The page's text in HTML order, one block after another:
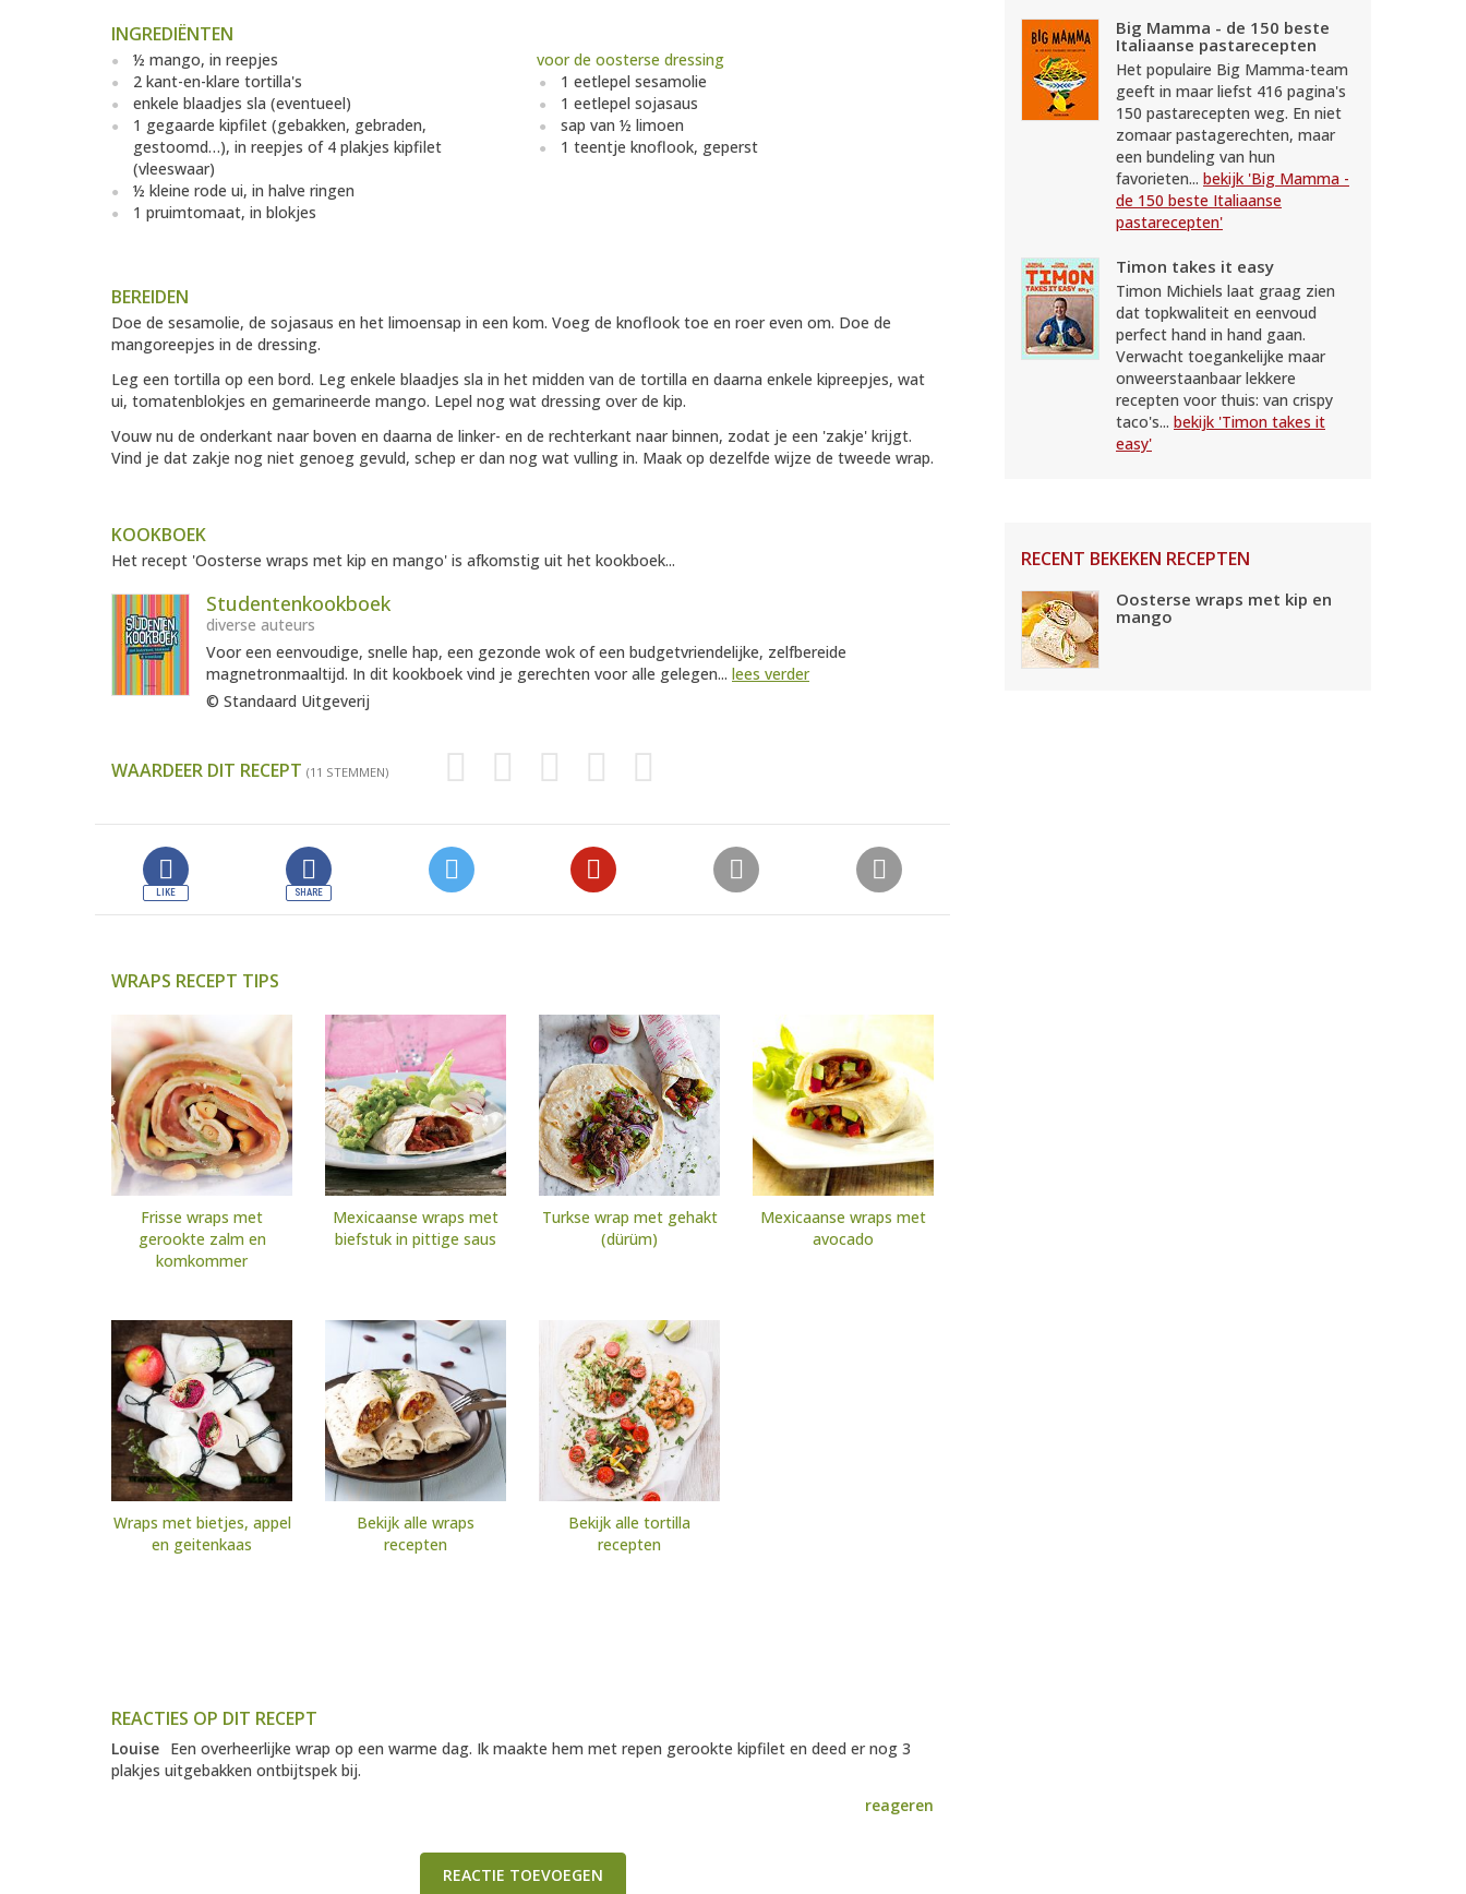
INGREDIËNTEN
½ mango, in reepjes
2 kant-en-klare tortilla's
enkele blaadjes sla (eventueel)
1 gegaarde kipfilet (gebakken, gebraden,
gestoomd…), in reepjes of 4 plakjes kipfilet
(vleeswaar)
½ kleine rode ui, in halve ringen
1 pruimtomaat, in blokjes
voor de oosterse dressing
1 eetlepel sesamolie
1 eetlepel sojasaus
sap van ½ limoen
1 teentje knoflook, geperst
BEREIDEN
Doe de sesamolie, de sojasaus en het limoensap in een kom. Voeg de knoflook toe en roer even om. Doe de
mangoreepjes in de dressing.
Leg een tortilla op een bord. Leg enkele blaadjes sla in het midden van de tortilla en daarna enkele kipreepjes, wat
ui, tomatenblokjes en gemarineerde mango. Lepel nog wat dressing over de kip.
Vouw nu de onderkant naar boven en daarna de linker- en de rechterkant naar binnen, zodat je een 'zakje' krijgt.
Vind je dat zakje nog niet genoeg gevuld, schep er dan nog wat vulling in. Maak op dezelfde wijze de tweede wrap.
KOOKBOEK
Het recept 'Oosterse wraps met kip en mango' is afkomstig uit het kookboek...
Studentenkookboek
diverse auteurs
Voor een eenvoudige, snelle hap, een gezonde wok of een budgetvriendelijke, zelfbereide
magnetronmaaltijd. In dit kookboek vind je gerechten voor alle gelegen... lees verder
© Standaard Uitgeverij
WAARDEER DIT RECEPT (11 STEMMEN)
WRAPS RECEPT TIPS
Frisse wraps met
gerookte zalm en
komkommer
Mexicaanse wraps met
biefstuk in pittige saus
Turkse wrap met gehakt
(dürüm)
Mexicaanse wraps met
avocado
Wraps met bietjes, appel
en geitenkaas
Bekijk alle wraps
recepten
Bekijk alle tortilla
recepten
REACTIES OP DIT RECEPT
Louise Een overheerlijke wrap op een warme dag. Ik maakte hem met repen gerookte kipfilet en deed er nog 3
plakjes uitgebakken ontbijtspek bij.
reageren
REACTIE TOEVOEGEN
Big Mamma - de 150 beste
Italiaanse pastarecepten
Het populaire Big Mamma-team
geeft in maar liefst 416 pagina's
150 pastarecepten weg. En niet
zomaar pastagerechten, maar
een bundeling van hun
favorieten... bekijk 'Big Mamma -
de 150 beste Italiaanse
pastarecepten'
Timon takes it easy
Timon Michiels laat graag zien
dat topkwaliteit en eenvoud
perfect hand in hand gaan.
Verwacht toegankelijke maar
onweerstaanbaar lekkere
recepten voor thuis: van crispy
taco's... bekijk 'Timon takes it
easy'
RECENT BEKEKEN RECEPTEN
Oosterse wraps met kip en
mango